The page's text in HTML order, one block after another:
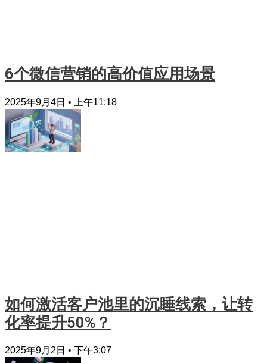
6个微信营销的高价值应用场景
2025年9月4日 上午11:18
如何激活客户池里的沉睡线索，让转
化率提升50%？
2025年9月2日 下午3:07